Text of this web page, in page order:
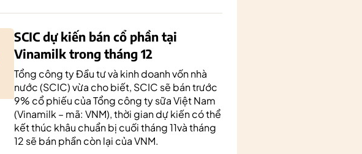
SCIC dự kiến bán cổ phần tại
Vinamilk trong tháng 12
Tổng công ty Đầu tư và kinh doanh vốn nhà
nước (SCIC) vừa cho biết, SCIC sẽ bán trước
9% cổ phiếu của Tổng công ty sữa Việt Nam
(Vinamilk – mã: VNM), thời gian dự kiến có thể
kết thúc khâu chuẩn bị cuối tháng 11và tháng
12 sẽ bán phần còn lại của VNM.